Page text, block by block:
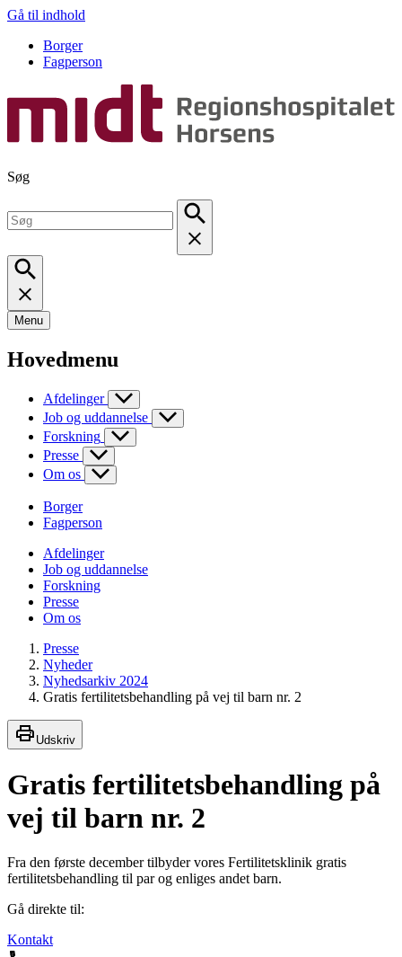
Gå til indhold
Borger
Fagperson
Søg
Menu
Hovedmenu
Afdelinger
Job og uddannelse
Forskning
Presse
Om os
Borger
Fagperson
Afdelinger
Job og uddannelse
Forskning
Presse
Om os
Presse
Nyheder
Nyhedsarkiv 2024
Gratis fertilitetsbehandling på vej til barn nr. 2
Udskriv
Gratis fertilitetsbehandling på
vej til barn nr. 2
Fra den første december tilbyder vores Fertilitetsklinik gratis
fertilitetsbehandling til par og enliges andet barn.
Gå direkte til:
Kontakt